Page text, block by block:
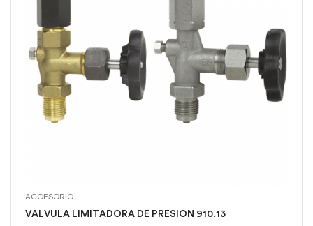
ACCESORIO
VALVULA LIMITADORA DE PRESION 910.13